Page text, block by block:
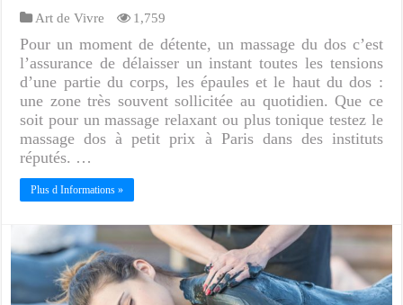
Art de Vivre 1,759
Pour un moment de détente, un massage du dos c’est
l’assurance de délaisser un instant toutes les tensions
d’une partie du corps, les épaules et le haut du dos :
une zone très souvent sollicitée au quotidien. Que ce
soit pour un massage relaxant ou plus tonique testez le
massage dos à petit prix à Paris dans des instituts
réputés. …
Plus d Informations »